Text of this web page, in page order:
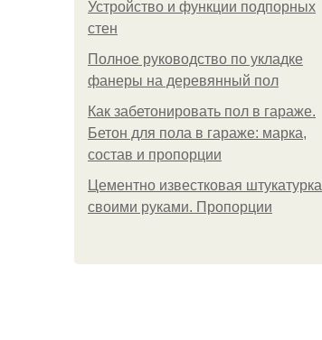
Устройство и функции подпорных
стен
Полное руководство по укладке
фанеры на деревянный пол
Как забетонировать пол в гараже.
Бетон для пола в гараже: марка,
состав и пропорции
Цементно известковая штукатурка
своими руками. Пропорции